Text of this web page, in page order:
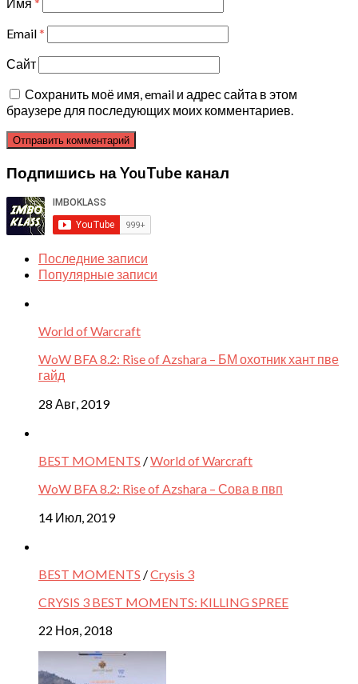
Email*
Сайт
Сохранить моё имя, email и адрес сайта в этом
браузере для последующих моих комментариев.
Подпишись на YouTube канал
Последние записи
Популярные записи
World of Warcraft
WoW BFA 8.2: Rise of Azshara – БМ охотник хант пве
гайд
28 Авг, 2019
BEST MOMENTS /World of Warcraft
WoW BFA 8.2: Rise of Azshara – Сова в пвп
14 Июл, 2019
BEST MOMENTS /Crysis 3
CRYSIS 3 BEST MOMENTS: KILLING SPREE
22 Ноя, 2018